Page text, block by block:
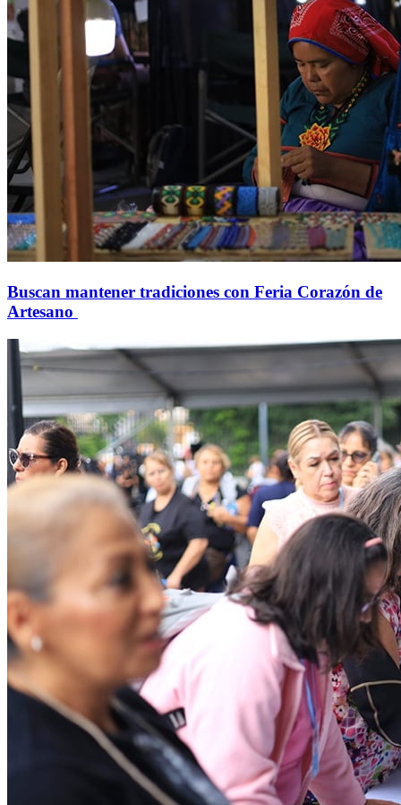
Buscan mantener tradiciones con Feria Corazón de
Artesano